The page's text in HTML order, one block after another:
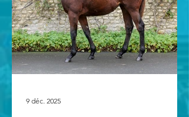
lot 880 est le top price de la catégorie
mardi à Deauville. Toute la famille a
bien croisé avec le s
9 déc. 2025